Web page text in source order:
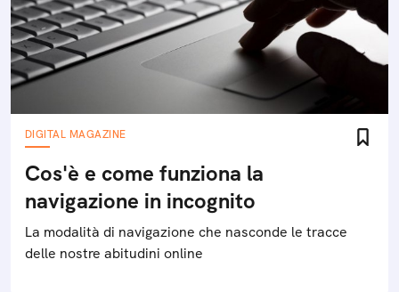
DIGITAL MAGAZINE
Cos'è e come funziona la
navigazione in incognito
La modalità di navigazione che nasconde le tracce
delle nostre abitudini online